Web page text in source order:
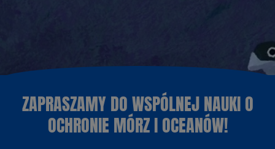
ZAPRASZAMY DO WSPÓLNEJ NAUKI O
OCHRONIE MÓRZ I OCEANÓW!